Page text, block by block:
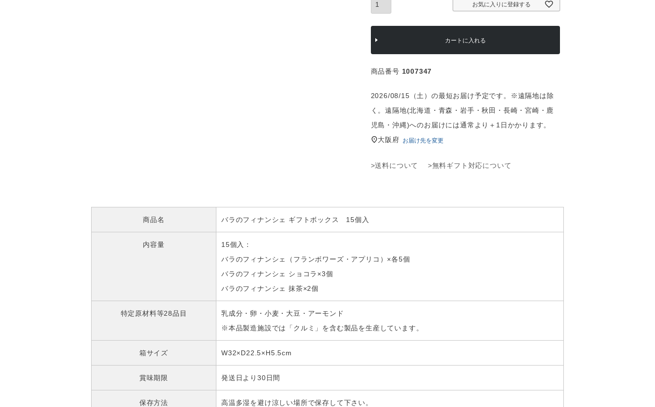
お気に入りに登録する
カートに入れる
商品番号 1007347
2026/08/15（土）の最短お届け予定です。※遠隔地は除
く。遠隔地(北海道・青森・岩手・秋田・長崎・宮崎・鹿
児島・沖縄)へのお届けには通常より＋1日かかります。
大阪府 お届け先を変更
>送料について >無料ギフト対応について
商品名 バラのフィナンシェ ギフトボックス 15個入
内容量
15個入：
バラのフィナンシェ（フランボワーズ・アプリコ）×各5個
バラのフィナンシェ ショコラ×3個
バラのフィナンシェ 抹茶×2個
特定原材料等28品目
乳成分・卵・小麦・大豆・アーモンド
※本品製造施設では「クルミ」を含む製品を生産しています。
箱サイズ W32×D22.5×H5.5cm
賞味期限 発送日より30日間
保存方法 高温多湿を避け涼しい場所で保存して下さい。